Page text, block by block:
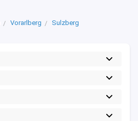
Vorarlberg
Sulzberg